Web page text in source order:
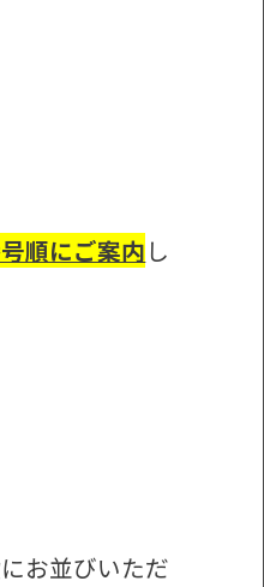
順にご案内 し
お並びいただ